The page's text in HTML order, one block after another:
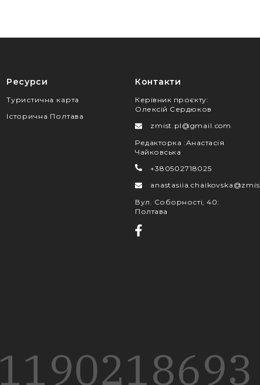
Ресурси
Туристична карта
Історична Полтава
Контакти
Керівник проєкту:
Олексій Сердюков
zmist.pl@gmail.com
Редакторка :Анастасія
Чайковська
+380502718025
Вул. Соборності, 40:
Полтава
1190218693